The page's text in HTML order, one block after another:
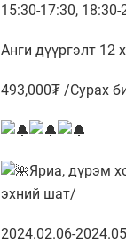
15:30-17:30,
Анги дүүргэлт 12
493,000₮ /Сурах
Яриа, дүрэм
эхний шат/
2024.02.06-